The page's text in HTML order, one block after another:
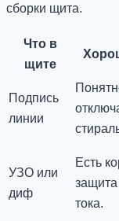
сборки щита.
Что в
щите
Подпись
линии
УЗО или
диф
Есть
защита
тока.